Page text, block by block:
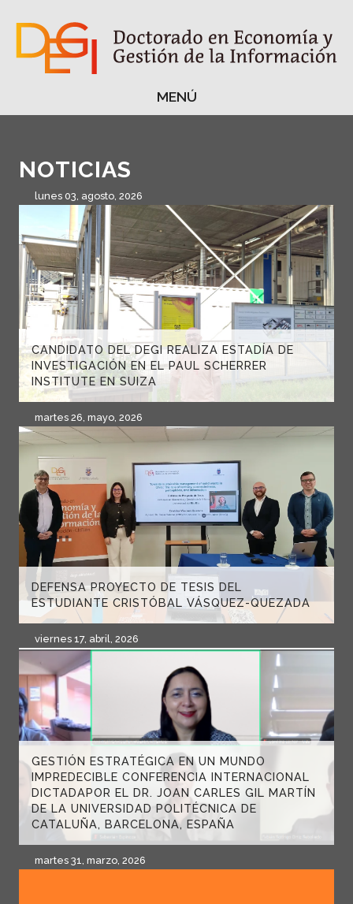
MENÚ
MENÚ
NOTICIAS
lunes 03, agosto, 2026
CANDIDATO DEL DEGI REALIZA ESTADÍA DE
INVESTIGACIÓN EN EL PAUL SCHERRER
INSTITUTE EN SUIZA
martes 26, mayo, 2026
DEFENSA PROYECTO DE TESIS DEL
ESTUDIANTE CRISTÓBAL VÁSQUEZ-QUEZADA
viernes 17, abril, 2026
GESTIÓN ESTRATÉGICA EN UN MUNDO
IMPREDECIBLE CONFERENCIA INTERNACIONAL
DICTADAPOR EL DR. JOAN CARLES GIL MARTÍN
DE LA UNIVERSIDAD POLITÉCNICA DE
CATALUÑA, BARCELONA, ESPAÑA
martes 31, marzo, 2026